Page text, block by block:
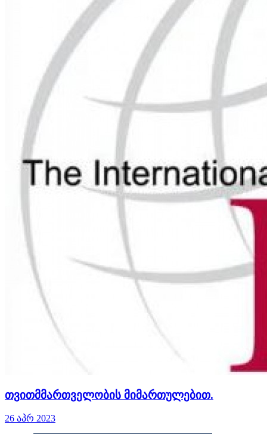
თვითმმართველობის მიმართულებით.
26 აპრ 2023